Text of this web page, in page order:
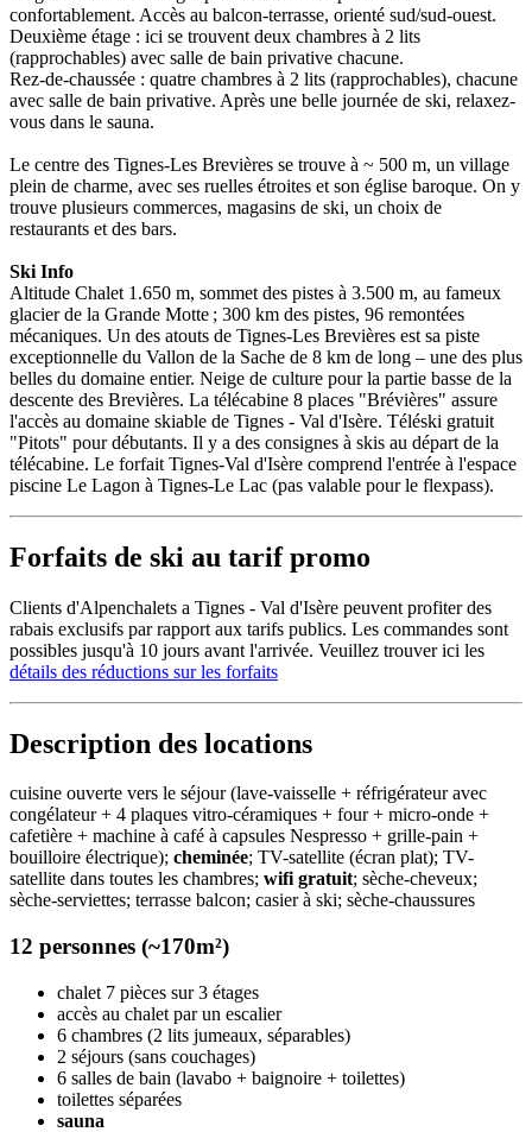
confortablement. Accès au balcon-terrasse, orienté sud/sud-ouest.
Deuxième étage : ici se trouvent deux chambres à 2 lits
(rapprochables) avec salle de bain privative chacune.
Rez-de-chaussée : quatre chambres à 2 lits (rapprochables), chacune
avec salle de bain privative. Après une belle journée de ski, relaxez-
vous dans le sauna.
Le centre des Tignes-Les Brevières se trouve à ~ 500 m, un village
plein de charme, avec ses ruelles étroites et son église baroque. On y
trouve plusieurs commerces, magasins de ski, un choix de
restaurants et des bars.
Ski Info
Altitude Chalet 1.650 m, sommet des pistes à 3.500 m, au fameux
glacier de la Grande Motte ; 300 km des pistes, 96 remontées
mécaniques. Un des atouts de Tignes-Les Brevières est sa piste
exceptionnelle du Vallon de la Sache de 8 km de long – une des plus
belles du domaine entier. Neige de culture pour la partie basse de la
descente des Brevières. La télécabine 8 places "Brévières" assure
l'accès au domaine skiable de Tignes - Val d'Isère. Téléski gratuit
"Pitots" pour débutants. Il y a des consignes à skis au départ de la
télécabine. Le forfait Tignes-Val d'Isère comprend l'entrée à l'espace
piscine Le Lagon à Tignes-Le Lac (pas valable pour le flexpass).
Forfaits de ski au tarif promo
Clients d'Alpenchalets a Tignes - Val d'Isère peuvent profiter des
rabais exclusifs par rapport aux tarifs publics. Les commandes sont
possibles jusqu'à 10 jours avant l'arrivée. Veuillez trouver ici les
détails des réductions sur les forfaits
Description des locations
cuisine ouverte vers le séjour (lave-vaisselle + réfrigérateur avec
congélateur + 4 plaques vitro-céramiques + four + micro-onde +
cafetière + machine à café à capsules Nespresso + grille-pain +
bouilloire électrique); cheminée; TV-satellite (écran plat); TV-
satellite dans toutes les chambres; wifi gratuit; sèche-cheveux;
sèche-serviettes; terrasse balcon; casier à ski; sèche-chaussures
12 personnes (~170m²)
chalet 7 pièces sur 3 étages
accès au chalet par un escalier
6 chambres (2 lits jumeaux, séparables)
2 séjours (sans couchages)
6 salles de bain (lavabo + baignoire + toilettes)
toilettes séparées
sauna